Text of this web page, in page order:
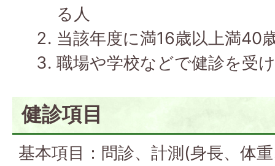
る人
当該年度に満16歳以上満40
職場や学校などで健診を受
健診項目
基本項目：問診、計測(身長、体